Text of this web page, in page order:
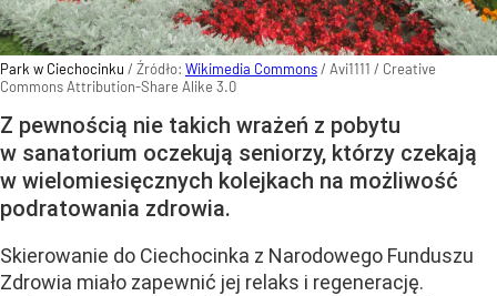
Park w Ciechocinku / Źródło: Wikimedia Commons/ Avi1111 / Creative
Commons Attribution-Share Alike 3.0
Z pewnością nie takich wrażeń z pobytu
w sanatorium oczekują seniorzy, którzy czekają
w wielomiesięcznych kolejkach na możliwość
podratowania zdrowia.
Skierowanie do Ciechocinka z Narodowego Funduszu
Zdrowia miało zapewnić jej relaks i regenerację.